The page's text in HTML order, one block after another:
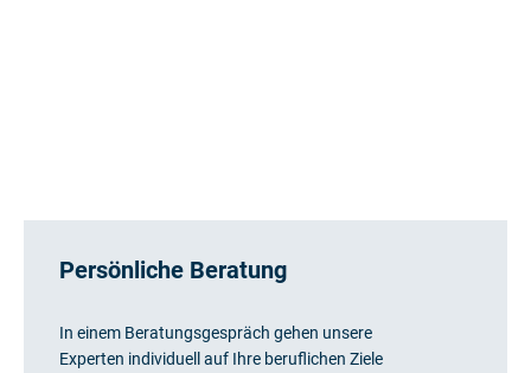
Persönliche Beratung
In einem Beratungsgespräch gehen unsere
Experten individuell auf Ihre beruflichen Ziele